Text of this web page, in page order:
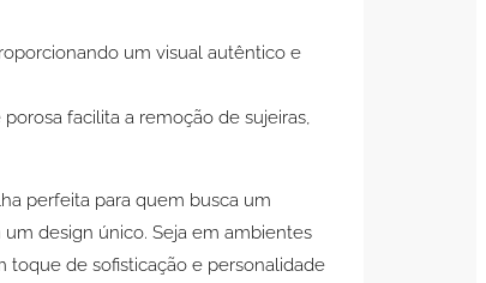
um visual autêntico e
facilita a remoção de sujeiras,
perfeita para quem busca um
design único. Seja em ambientes
toque de sofisticação e personalidade